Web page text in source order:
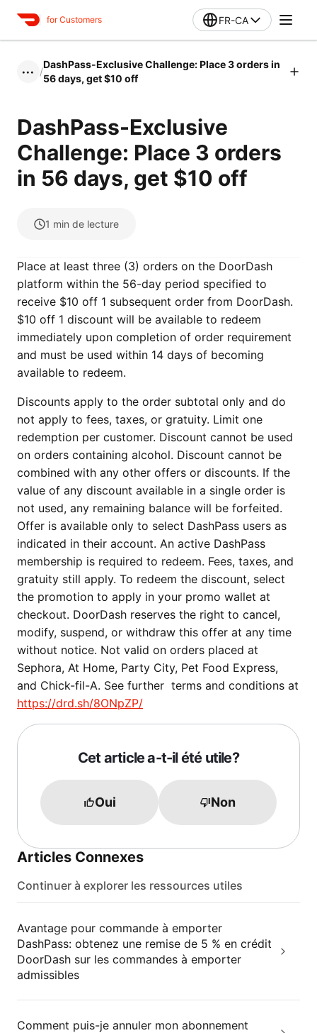
for Customers FR-CA
••• /
DashPass-Exclusive Challenge: Place 3 orders in
56 days, get $10 off
DashPass-Exclusive
Challenge: Place 3 orders
in 56 days, get $10 off
1 min de lecture
Place at least three (3) orders on the DoorDash
platform within the 56-day period specified to
receive $10 off 1 subsequent order from DoorDash.
$10 off 1 discount will be available to redeem
immediately upon completion of order requirement
and must be used within 14 days of becoming
available to redeem.
Discounts apply to the order subtotal only and do
not apply to fees, taxes, or gratuity. Limit one
redemption per customer. Discount cannot be used
on orders containing alcohol. Discount cannot be
combined with any other offers or discounts. If the
value of any discount available in a single order is
not used, any remaining balance will be forfeited.
Offer is available only to select DashPass users as
indicated in their account. An active DashPass
membership is required to redeem. Fees, taxes, and
gratuity still apply. To redeem the discount, select
the promotion to apply in your promo wallet at
checkout. DoorDash reserves the right to cancel,
modify, suspend, or withdraw this offer at any time
without notice. Not valid on orders placed at
Sephora, At Home, Party City, Pet Food Express,
and Chick-fil-A. See further terms and conditions at
https://drd.sh/8ONpZP/
Cet article a-t-il été utile?
Oui Non
Articles Connexes
Continuer à explorer les ressources utiles
Avantage pour commande à emporter
DashPass: obtenez une remise de 5 % en crédit
DoorDash sur les commandes à emporter
admissibles
Comment puis-je annuler mon abonnement